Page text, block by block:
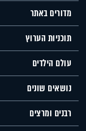
מדורים באתר
תוכניות הערוץ
עולם הילדים
נושאים שונים
רבנים ומרצים